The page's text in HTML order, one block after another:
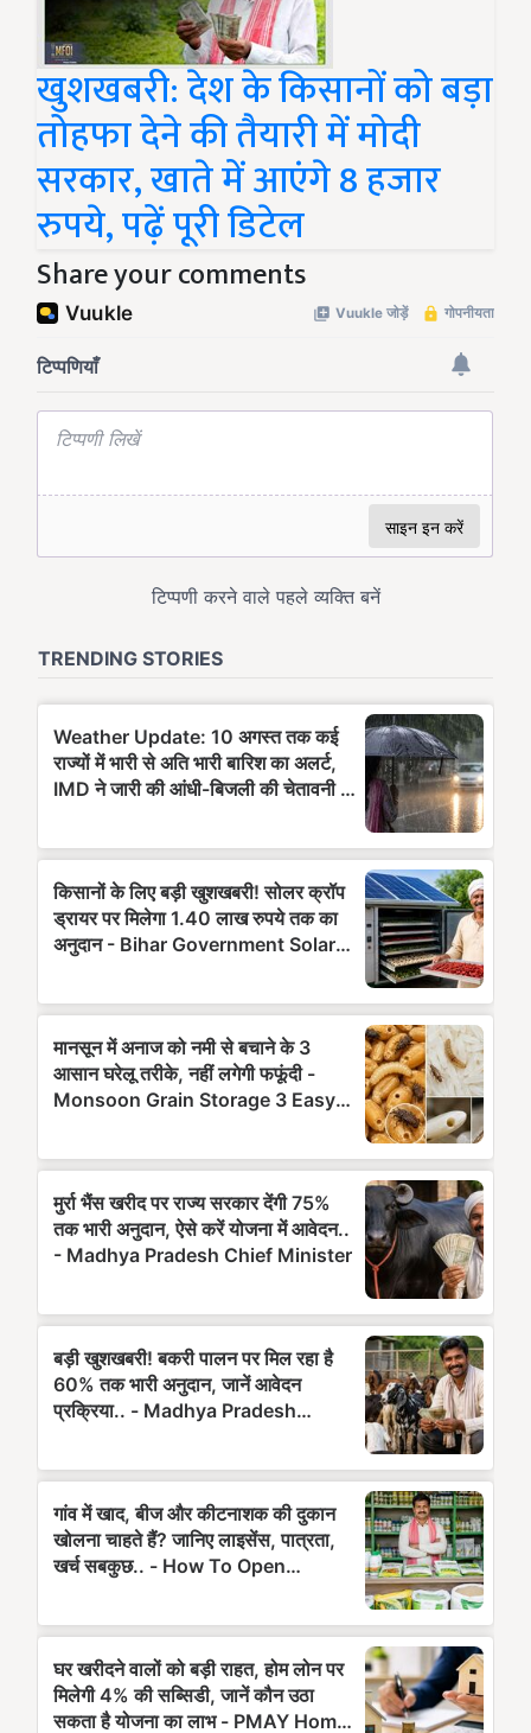
खुशखबरी: देश के किसानों को बड़ा
तोहफा देने की तैयारी में मोदी
सरकार, खाते में आएंगे 8 हजार
रुपये, पढ़ें पूरी डिटेल
Share your comments